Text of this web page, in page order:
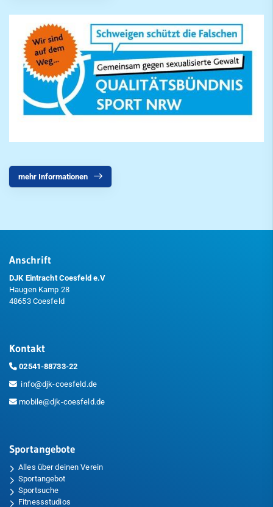
mehr Informationen
Anschrift
DJK Eintracht Coesfeld e.V
Haugen Kamp 28
48653 Coesfeld
Kontakt
02541-88733-22
info@djk-coesfeld.de
mobile@djk-coesfeld.de
Sportangebote
Alles über deinen Verein
Sportangebot
Sportsuche
Fitnessstudios